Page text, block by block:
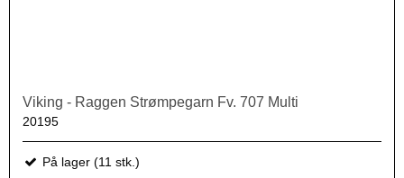
Viking - Raggen Strømpegarn Fv. 707 Multi
20195
På lager (11 stk.)